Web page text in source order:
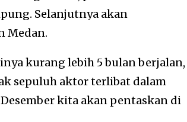
Selanjutnya akan
Medan.
kurang lebih 5 bulan berjalan,
sepuluh aktor terlibat dalam
kita akan pentaskan di